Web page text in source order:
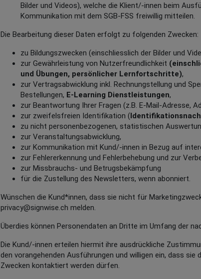
Bilder und Videos), welche die Klient/-innen beim
Kommunikation mit dem SGB-FSS freiwillig mitteilen.
Die Bearbeitung dieser Daten erfolgt zu folgenden Zwecken:
zu Bildungszwecken (einschliesslich der Bilder und
zur Gewährleistung von Nutzerfreundlichkeit
und Übungen, persönlicher Lernfortschritte),
zur Vertragsabwicklung inkl. Rechnungstellung und
Bestellungen, E-Learning Dienstleistungen,
zur Beantwortung Ihrer Fragen (z.B. E-Mail-Adresse,
zur zweifelsfreien Identifikation (
zu nicht personenbezogenen, statistischen
zur Veranstaltungsabwicklung,
zur Kommunikation mit Kund/-innen in Bezug auf
zur Fehlererkennung und Fehlerbehebung und zur
zur Missbrauchs- und Betrugsbekämpfung
für die Zustellung des Newsletters, wenn abonniert.
Wünschen die Kund*innen, dass sie nicht für
privacy@signwise.ch melden.
Überdies können Personendaten an Dritte im Umfang der
Die Kund/-innen erteilen hiermit ihre ausdrückliche
den vorangehenden Ausführungen und willigen ein, dass
Zwecken kontaktiert werden dürfen.